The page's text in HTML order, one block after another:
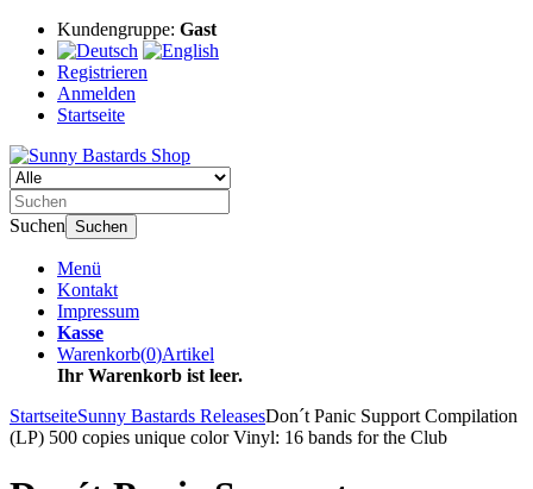
Kundengruppe: Gast
Registrieren
Anmelden
Startseite
Suchen Suchen
Menü
Kontakt
Impressum
Kasse
Warenkorb(0)Artikel
Ihr Warenkorb ist leer.
StartseiteSunny Bastards ReleasesDon´t Panic Support Compilation
(LP) 500 copies unique color Vinyl: 16 bands for the Club